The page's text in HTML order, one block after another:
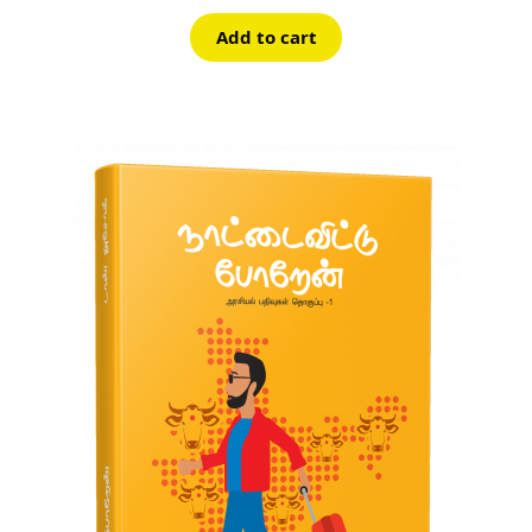
Add to cart